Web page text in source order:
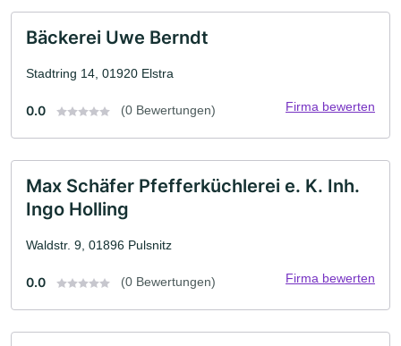
Bäckerei Uwe Berndt
Stadtring 14, 01920 Elstra
0.0 (0 Bewertungen) Firma bewerten
Max Schäfer Pfefferküchlerei e. K. Inh.
Ingo Holling
Waldstr. 9, 01896 Pulsnitz
0.0 (0 Bewertungen) Firma bewerten